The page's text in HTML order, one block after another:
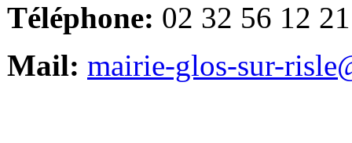
Téléphone: 02 32 56 12 21
Mail: mairie-glos-sur-